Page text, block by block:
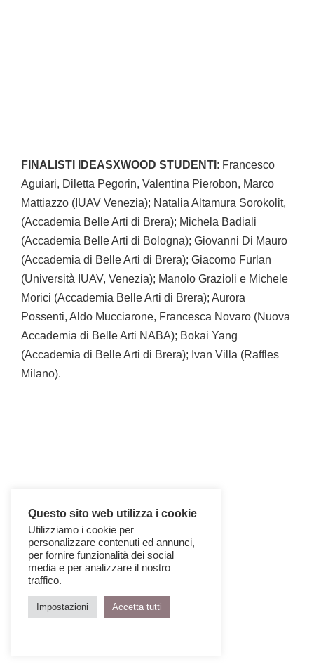
FINALISTI IDEASXWOOD STUDENTI : Francesco
Aguiari, Diletta Pegorin, Valentina Pierobon, Marco
Mattiazzo (IUAV Venezia); Natalia Altamura Sorokolit,
(Accademia Belle Arti di Brera); Michela Badiali
(Accademia Belle Arti di Bologna); Giovanni Di Mauro
(Accademia di Belle Arti di Brera); Giacomo Furlan
(Università IUAV, Venezia); Manolo Grazioli e Michele
Morici (Accademia Belle Arti di Brera); Aurora
Possenti, Aldo Mucciarone, Francesca Novaro (Nuova
Accademia di Belle Arti NABA); Bokai Yang
(Accademia di Belle Arti di Brera); Ivan Villa (Raffles
Milano).
Questo sito web utilizza i cookie
Utilizziamo i cookie per
personalizzare contenuti ed annunci,
per fornire funzionalità dei social
media e per analizzare il nostro
traffico.
Impostazioni Accetta tutti